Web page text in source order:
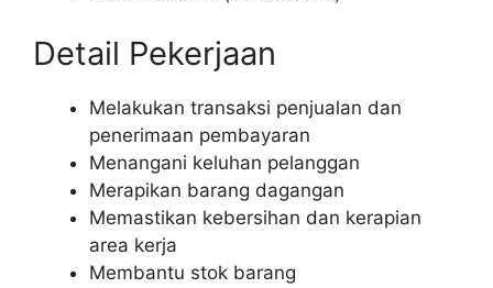
Detail Pekerjaan
Melakukan transaksi penjualan dan
penerimaan pembayaran
Menangani keluhan pelanggan
Merapikan barang dagangan
Memastikan kebersihan dan kerapian
area kerja
Membantu stok barang